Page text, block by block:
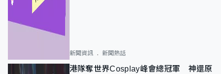
新聞資訊 新聞熱話
港隊奪世界Cosplay峰會總冠軍 神還原